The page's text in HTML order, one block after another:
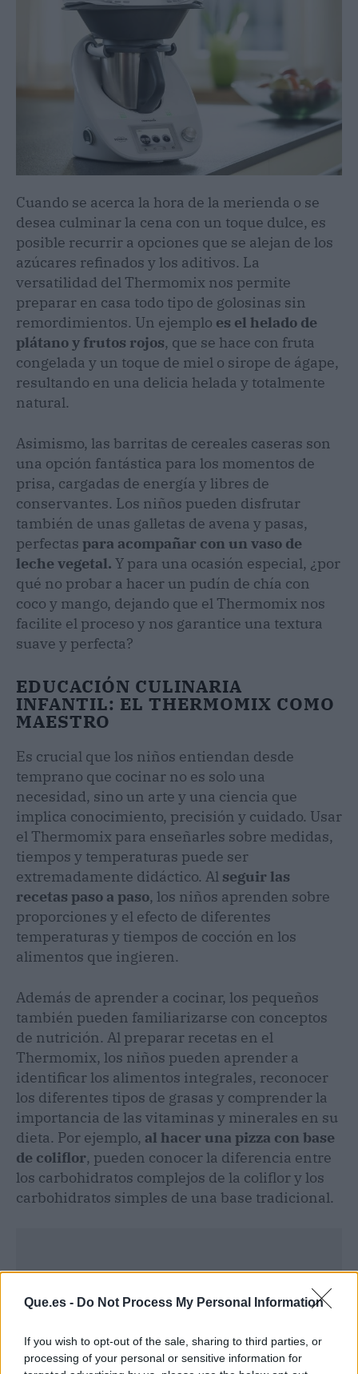
Que.es - Do Not Process My Personal Information
If you wish to opt-out of the sale, sharing to third parties, or
processing of your personal or sensitive information for
Cuando se acerca la hora de la merienda o se
desea culminar la cena con un toque dulce, es
posible recurrir a opciones que se alejan de los
azúcares refinados y los aditivos. La
versatilidad del Thermomix nos permite
preparar en casa todo tipo de golosinas sin
remordimientos. Un ejemplo es el helado de
plátano y frutos rojos, que se hace con fruta
congelada y un toque de miel o sirope de ágape,
resultando en una delicia helada y totalmente
natural.
Asimismo, las barritas de cereales caseras son
una opción fantástica para los momentos de
prisa, cargadas de energía y libres de
conservantes. Los niños pueden disfrutar
también de unas galletas de avena y pasas,
perfectas para acompañar con un vaso de
leche vegetal. Y para una ocasión especial, ¿por
qué no probar a hacer un pudín de chía con
coco y mango, dejando que el Thermomix nos
facilite el proceso y nos garantice una textura
suave y perfecta?
EDUCACIÓN CULINARIA
INFANTIL: EL THERMOMIX COMO
MAESTRO
Es crucial que los niños entiendan desde
temprano que cocinar no es solo una
necesidad, sino un arte y una ciencia que
implica conocimiento, precisión y cuidado. Usar
el Thermomix para enseñarles sobre medidas,
tiempos y temperaturas puede ser
extremadamente didáctico. Al seguir las
recetas paso a paso, los niños aprenden sobre
proporciones y el efecto de diferentes
temperaturas y tiempos de cocción en los
alimentos que ingieren.
Además de aprender a cocinar, los pequeños
también pueden familiarizarse con conceptos
de nutrición. Al preparar recetas en el
Thermomix, los niños pueden aprender a
identificar los alimentos integrales, reconocer
los diferentes tipos de grasas y comprender la
importancia de las vitaminas y minerales en su
dieta. Por ejemplo, al hacer una pizza con base
de coliflor, pueden conocer la diferencia entre
los carbohidratos complejos de la coliflor y los
carbohidratos simples de una base tradicional.